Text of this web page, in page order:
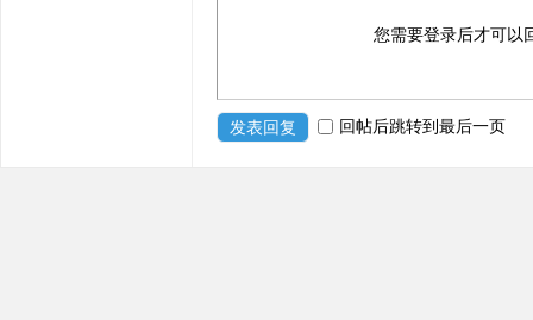
您需要登录后才可以
发表回复 回帖后跳转到最后一页